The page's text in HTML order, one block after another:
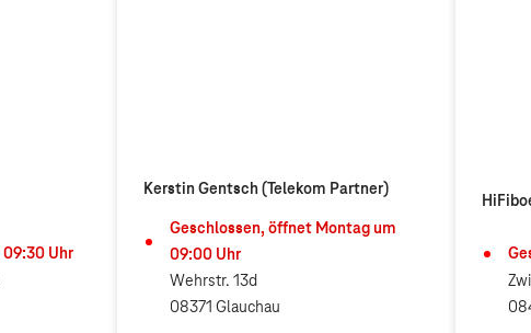
09:30Uhr
Kerstin Gentsch (Telekom Partner)
Geschlossen, öffnet Montagum
09:00Uhr
Wehrstr. 13d
08371 Glauchau